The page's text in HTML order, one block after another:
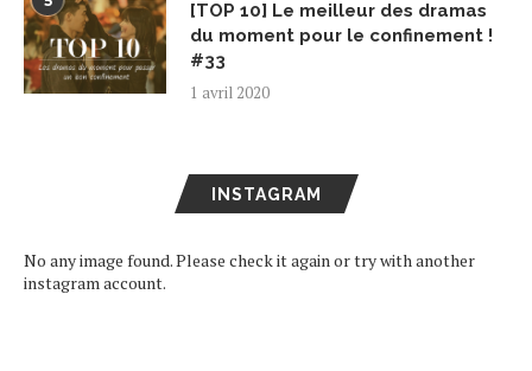
[TOP 10] Le meilleur des dramas
du moment pour le confinement !
#33
1 avril 2020
INSTAGRAM
No any image found. Please check it again or try with another
instagram account.